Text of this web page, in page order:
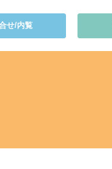
せ/内覧